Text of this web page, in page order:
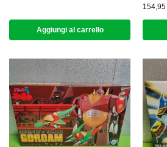
Aggiungi al carrello
154,95